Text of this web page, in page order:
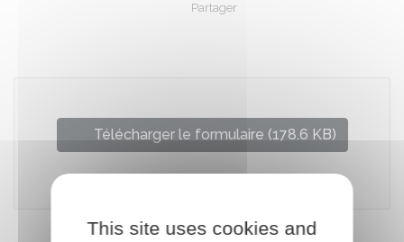
Partager
Télécharger le formulaire (178.6 KB)
This site uses cookies and